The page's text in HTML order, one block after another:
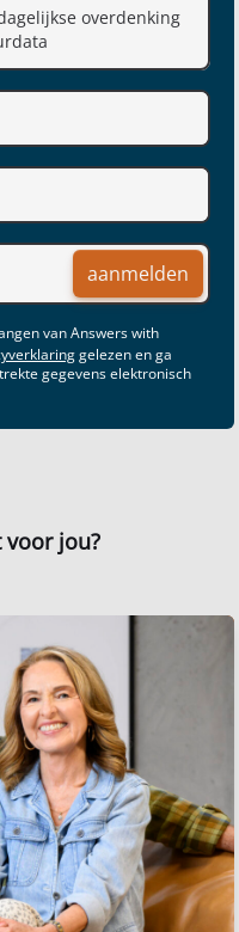
overdenking
aanmelden
van Answers with
gelezen en ga
gegevens elektronisch
voor jou?